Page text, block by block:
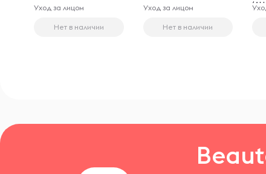
Уход за лицом
Нет в наличии
Уход за лицом
Нет в наличии